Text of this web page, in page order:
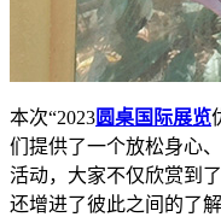
本次“2023圆桌国际展览
们提供了一个放松身心
活动，大家不仅欣赏到
还增进了彼此之间的了